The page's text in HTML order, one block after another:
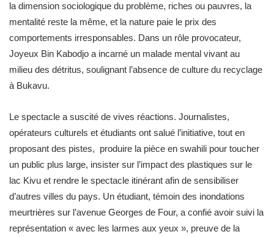
la dimension sociologique du problème, riches ou pauvres, la
mentalité reste la même, et la nature paie le prix des
comportements irresponsables. Dans un rôle provocateur,
Joyeux Bin Kabodjo a incarné un malade mental vivant au
milieu des détritus, soulignant l’absence de culture du recyclage
à Bukavu.
Le spectacle a suscité de vives réactions. Journalistes,
opérateurs culturels et étudiants ont salué l’initiative, tout en
proposant des pistes, produire la pièce en swahili pour toucher
un public plus large, insister sur l’impact des plastiques sur le
lac Kivu et rendre le spectacle itinérant afin de sensibiliser
d’autres villes du pays. Un étudiant, témoin des inondations
meurtrières sur l’avenue Georges de Four, a confié avoir suivi la
représentation « avec les larmes aux yeux », preuve de la